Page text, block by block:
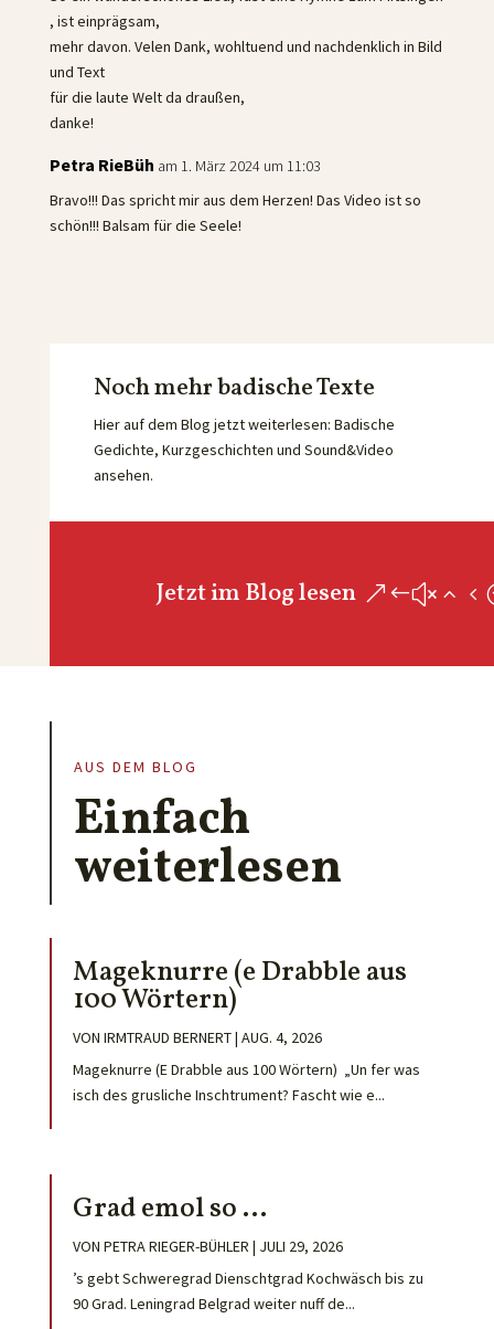
, ist einprägsam,
mehr davon. Velen Dank, wohltuend und nachdenklich in Bild
und Text
für die laute Welt da draußen,
danke!
Petra RieBüh am 1. März 2024 um 11:03
Bravo!!! Das spricht mir aus dem Herzen! Das Video ist so
schön!!! Balsam für die Seele!
Noch mehr badische Texte
Hier auf dem Blog jetzt weiterlesen: Badische
Gedichte, Kurzgeschichten und Sound&Video
ansehen.
Jetzt im Blog lesen
AUS DEM BLOG
Einfach
weiterlesen
Mageknurre (e Drabble aus
100 Wörtern)
VON IRMTRAUD BERNERT| AUG. 4, 2026
Mageknurre (E Drabble aus 100 Wörtern) „Un fer was
isch des grusliche Inschtrument? Fascht wie e...
Grad emol so …
VON PETRA RIEGER-BÜHLER | JULI 29, 2026
’s gebt Schweregrad Dienschtgrad Kochwäsch bis zu
90 Grad. Leningrad Belgrad weiter nuff de...